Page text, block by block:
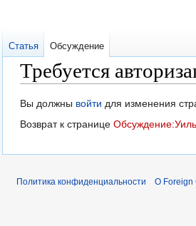
Требуется
Перейти
к
Перейти
к
Вы должны войти для изменения
Возврат к странице
Статья Обсуждение
Политика конфиденциальности О Foreign